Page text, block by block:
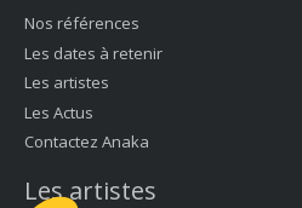
Nos références
Les dates à retenir
Les artistes
Les Actus
Contactez Anaka
Les artistes